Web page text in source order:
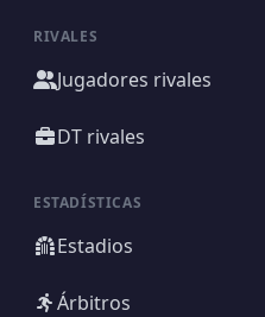
RIVALES
Jugadores rivales
DT rivales
ESTADÍSTICAS
Estadios
Árbitros